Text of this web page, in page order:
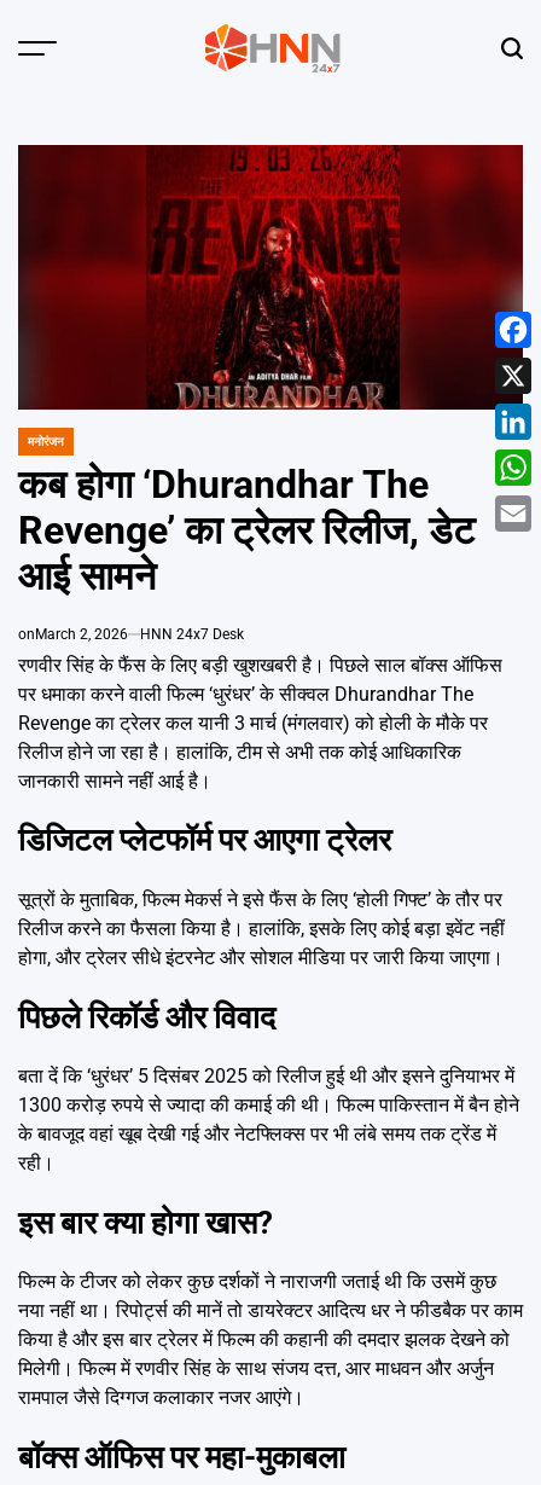
Menu
POSTED
मनोरंजन
कब होगा ‘Dhurandhar The
Revenge’ का ट्रेलर रिलीज, डेट
आई सामने
onMarch 2, 2026 HNN 24x7 Desk
रणवीर सिंह के फैंस के लिए बड़ी खुशखबरी है। पिछले साल बॉक्स ऑफिस
पर धमाका करने वाली फिल्म ‘धुरंधर’ के सीक्वल Dhurandhar The
Revenge का ट्रेलर कल यानी 3 मार्च (मंगलवार) को होली के मौके पर
रिलीज होने जा रहा है। हालांकि, टीम से अभी तक कोई आधिकारिक
जानकारी सामने नहीं आई है।
डिजिटल प्लेटफॉर्म पर आएगा ट्रेलर
सूत्रों के मुताबिक, फिल्म मेकर्स ने इसे फैंस के लिए ‘होली गिफ्ट’ के तौर पर
रिलीज करने का फैसला किया है। हालांकि, इसके लिए कोई बड़ा इवेंट नहीं
होगा, और ट्रेलर सीधे इंटरनेट और सोशल मीडिया पर जारी किया जाएगा।
पिछले रिकॉर्ड और विवाद
बता दें कि ‘धुरंधर’ 5 दिसंबर 2025 को रिलीज हुई थी और इसने दुनियाभर में
1300 करोड़ रुपये से ज्यादा की कमाई की थी। फिल्म पाकिस्तान में बैन होने
के बावजूद वहां खूब देखी गई और नेटफ्लिक्स पर भी लंबे समय तक ट्रेंड में
रही।
इस बार क्या होगा खास?
फिल्म के टीजर को लेकर कुछ दर्शकों ने नाराजगी जताई थी कि उसमें कुछ
नया नहीं था। रिपोर्ट्स की मानें तो डायरेक्टर आदित्य धर ने फीडबैक पर काम
किया है और इस बार ट्रेलर में फिल्म की कहानी की दमदार झलक देखने को
मिलेगी। फिल्म में रणवीर सिंह के साथ संजय दत्त, आर माधवन और अर्जुन
रामपाल जैसे दिग्गज कलाकार नजर आएंगे।
बॉक्स ऑफिस पर महा-मुकाबला
X